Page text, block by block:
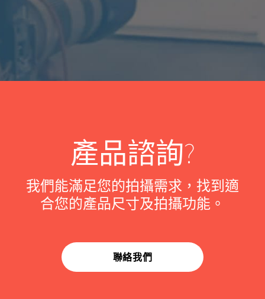
產品諮詢?
我們能滿足您的拍攝需求，找到適
合您的產品尺寸及拍攝功能。
聯絡我們